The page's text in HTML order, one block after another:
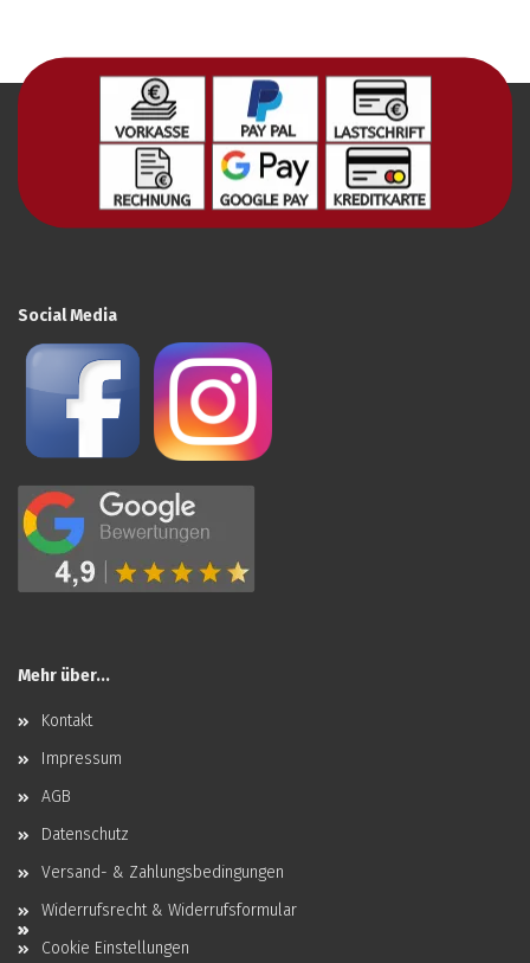
Social Media
Mehr über...
Kontakt
Impressum
AGB
Datenschutz
Versand- & Zahlungsbedingungen
Widerrufsrecht & Widerrufsformular
Cookie Einstellungen